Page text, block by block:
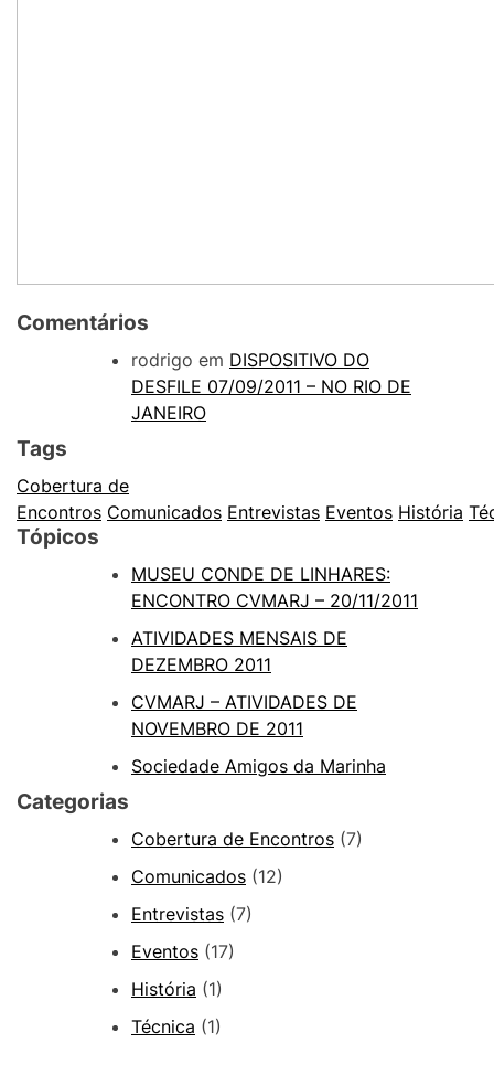
Comentários
rodrigo em DISPOSITIVO DO
DESFILE 07/09/2011 – NO RIO DE
JANEIRO
Tags
Cobertura de
Encontros Comunicados Entrevistas Eventos História
Tópicos
MUSEU CONDE DE LINHARES:
ENCONTRO CVMARJ – 20/11/2011
ATIVIDADES MENSAIS DE
DEZEMBRO 2011
CVMARJ – ATIVIDADES DE
NOVEMBRO DE 2011
Sociedade Amigos da Marinha
Categorias
Cobertura de Encontros (7)
Comunicados (12)
Entrevistas (7)
Eventos (17)
História (1)
Técnica (1)